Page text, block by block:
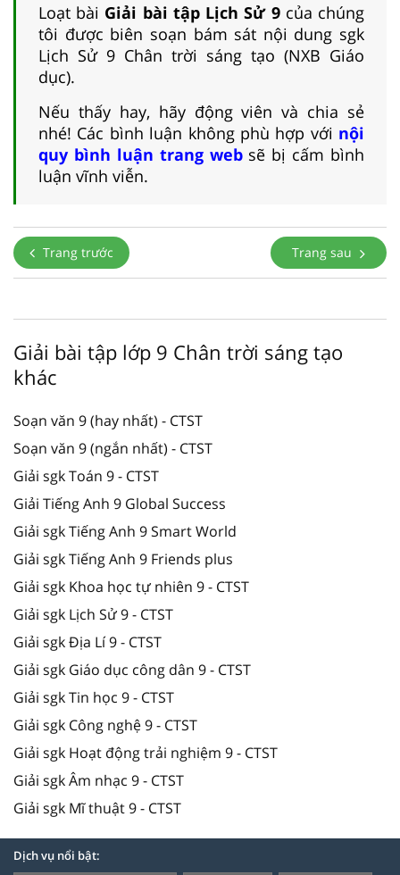
Loạt bài Giải bài tập Lịch Sử 9của chúng
tôi được biên soạn bám sát nội dung sgk
Lịch Sử 9 Chân trời sáng tạo (NXB Giáo
dục).
Nếu thấy hay, hãy động viên và chia sẻ
nhé! Các bình luận không phù hợp với nội
quy bình luận trang websẽ bị cấm bình
luận vĩnh viễn.
Trang trước Trang sau
Giải bài tập lớp 9 Chân trời sáng tạo
khác
Soạn văn 9 (hay nhất) - CTST
Soạn văn 9 (ngắn nhất) - CTST
Giải sgk Toán 9 - CTST
Giải Tiếng Anh 9 Global Success
Giải sgk Tiếng Anh 9 Smart World
Giải sgk Tiếng Anh 9 Friends plus
Giải sgk Khoa học tự nhiên 9 - CTST
Giải sgk Lịch Sử 9 - CTST
Giải sgk Địa Lí 9 - CTST
Giải sgk Giáo dục công dân 9 - CTST
Giải sgk Tin học 9 - CTST
Giải sgk Công nghệ 9 - CTST
Giải sgk Hoạt động trải nghiệm 9 - CTST
Giải sgk Âm nhạc 9 - CTST
Giải sgk Mĩ thuật 9 - CTST
Dịch vụ nổi bật: